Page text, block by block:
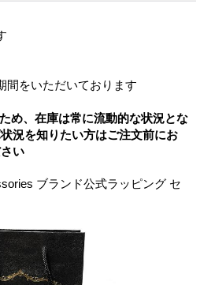
間をいただいております
め、在庫は常に流動的な状況とな
況を知りたい方はご注文前にお
い
ブランド公式ラッピング セ